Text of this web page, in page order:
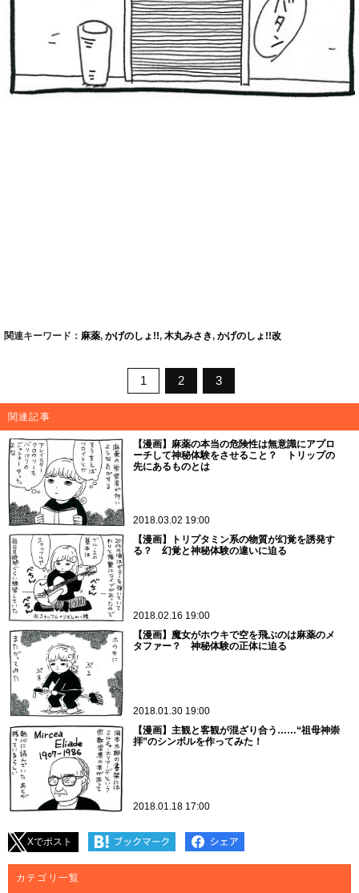
関連キーワード： 麻薬, かげのしょ!!, 木丸みさき, かげのしょ!!改
1 2 3
関連記事
【漫画】麻薬の本当の危険性は無意識にアプロ
ーチして神秘体験をさせること？ トリップの
先にあるものとは
2018.03.02 19:00
【漫画】トリプタミン系の物質が幻覚を誘発す
る？ 幻覚と神秘体験の違いに迫る
2018.02.16 19:00
【漫画】魔女がホウキで空を飛ぶのは麻薬のメ
タファー？ 神秘体験の正体に迫る
2018.01.30 19:00
【漫画】主観と客観が混ざり合う……“祖母神崇
拝”のシンボルを作ってみた！
2018.01.18 17:00
Xでポスト
カテゴリ一覧